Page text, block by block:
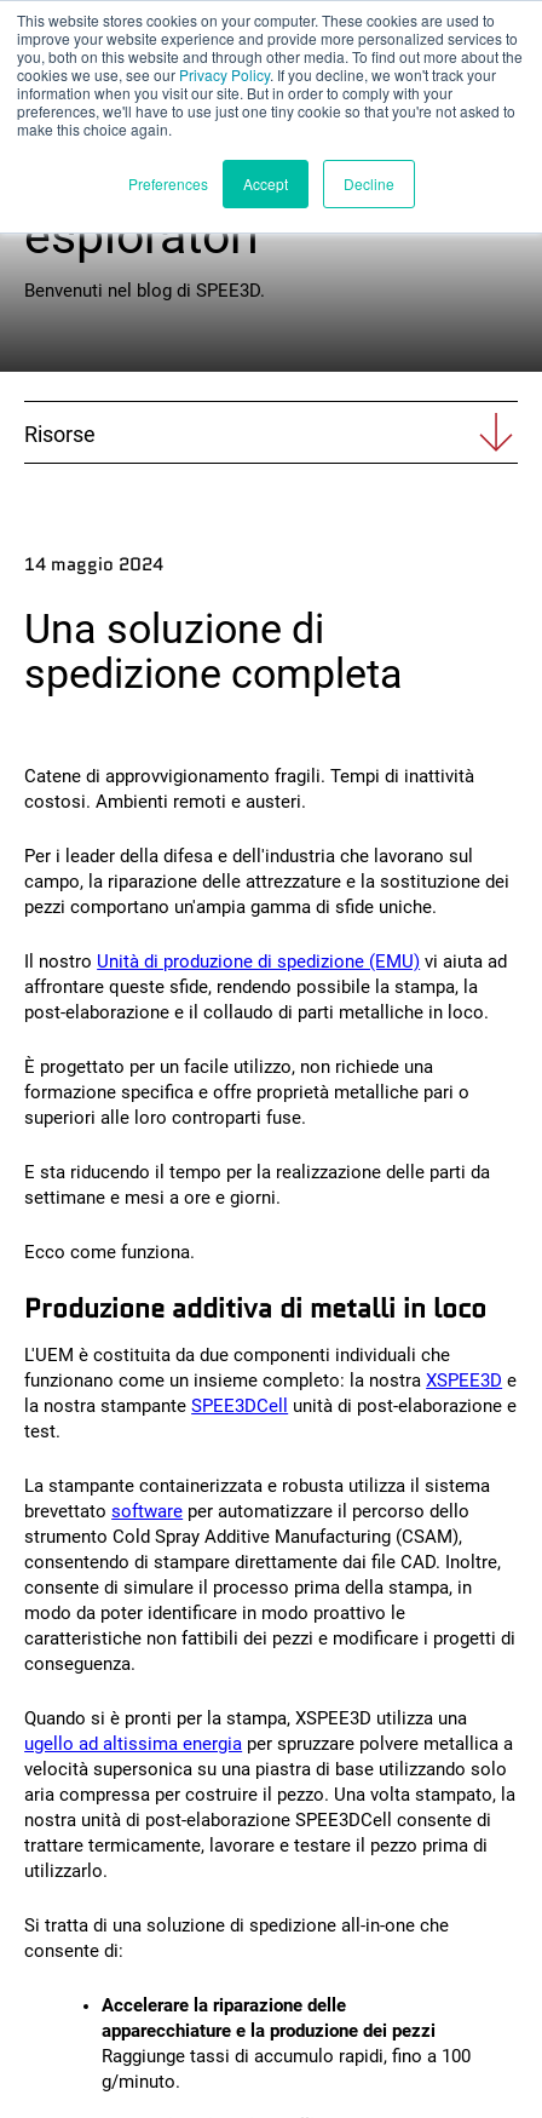
This website stores cookies on your computer. These cookies are used to
improve your website experience and provide more personalized services to
you, both on this website and through other media. To find out more about the
cookies we use, see our Privacy Policy. If you decline, we won't track your
information when you visit our site. But in order to comply with your
preferences, we'll have to use just one tiny cookie so that you're not asked to
make this choice again.
Preferences Accept Decline
Valutazione parziale
Prodotti
I materiali
X Facebook LinkedIn YouTube
Circolo degli
esploratori
Benvenuti nel blog di SPEE3D.
Risorse
14 maggio 2024
Una soluzione di
spedizione completa
Catene di approvvigionamento fragili. Tempi di inattività
costosi. Ambienti remoti e austeri.
Per i leader della difesa e dell'industria che lavorano sul
campo, la riparazione delle attrezzature e la sostituzione dei
pezzi comportano un'ampia gamma di sfide uniche.
Il nostro Unità di produzione di spedizione (EMU) vi aiuta ad
affrontare queste sfide, rendendo possibile la stampa, la
post-elaborazione e il collaudo di parti metalliche in loco.
È progettato per un facile utilizzo, non richiede una
formazione specifica e offre proprietà metalliche pari o
superiori alle loro controparti fuse.
E sta riducendo il tempo per la realizzazione delle parti da
settimane e mesi a ore e giorni.
Ecco come funziona.
Produzione additiva di metalli in loco
L'UEM è costituita da due componenti individuali che
funzionano come un insieme completo: la nostraXSPEE3D e
la nostra stampanteSPEE3DCell
unità di post-elaborazione e
test.
La stampante containerizzata e robusta utilizza il sistema
brevettatosoftware per automatizzare il percorso dello
strumento Cold Spray Additive Manufacturing (CSAM),
consentendo di stampare direttamente dai file CAD. Inoltre,
consente di simulare il processo prima della stampa, in
modo da poter identificare in modo proattivo le
caratteristiche non fattibili dei pezzi e modificare i progetti di
conseguenza.
Quando si è pronti per la stampa, XSPEE3D utilizza una
ugello ad altissima energia per spruzzare polvere metallica a
velocità supersonica su una piastra di base utilizzando solo
aria compressa per costruire il pezzo. Una volta stampato, la
nostra unità di post-elaborazione SPEE3DCell consente di
trattare termicamente, lavorare e testare il pezzo prima di
utilizzarlo.
Si tratta di una soluzione di spedizione all-in-one che
consente di:
Accelerare la riparazione delle
apparecchiature e la produzione dei pezzi
Raggiunge tassi di accumulo rapidi, fino a 100
g/minuto.